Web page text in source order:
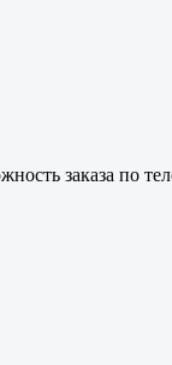
заказа по